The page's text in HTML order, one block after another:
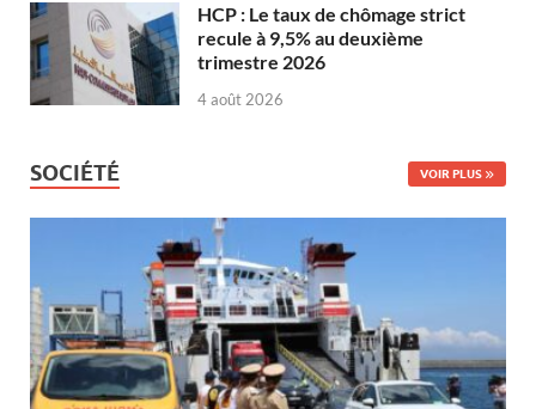
HCP : Le taux de chômage strict
recule à 9,5% au deuxième
trimestre 2026
4 août 2026
SOCIÉTÉ VOIR PLUS